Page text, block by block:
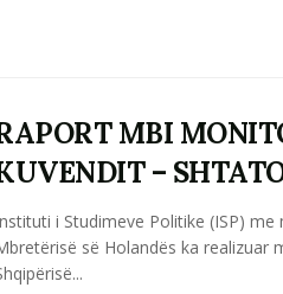
MBI
–
i Studimeve Politike (ISP)
së Holandës ka realizuar